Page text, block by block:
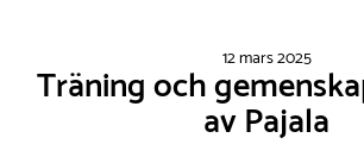
12 mars 2025
Träning och
av Pajala